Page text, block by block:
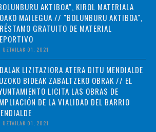
AKTIBOA", KIROL MATERIALA
MAILEGUA // "BOLUNBURU AKTIBOA",
GRATUITO DE MATERIAL
UZTAILAK 01, 2021
LIZITAZIORA ATERA DITU MENDIALDE
BIDEAK ZABALTZEKO OBRAK // EL
LICITA LAS OBRAS DE
DE LA VIALIDAD DEL BARRIO
UZTAILAK 01, 2021